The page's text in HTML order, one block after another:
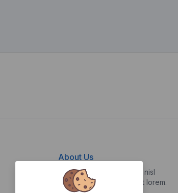
About Us
Vestibulum quis risus sed nisl
pellentesque aliquet et et lorem.